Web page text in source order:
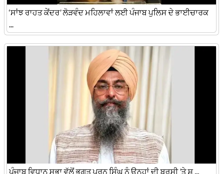
‘ਸਾਂਝ ਰਾਹਤ ਕੇਂਦਰ’ ਲੋੜਵੰਦ ਮਹਿਲਾਵਾਂ ਲਈ ਪੰਜਾਬ ਪੁਲਿਸ ਦੇ ਭਾਈਚਾਰਕ
...
ਪੰਜਾਬ ਵਿਧਾਨ ਸਭਾ ਵੱਲੋਂ ਭਗਤ ਪੂਰਨ ਸਿੰਘ ਨੂੰ ਉਨ੍ਹਾਂ ਦੀ ਬਰਸੀ ’ਤੇ ਸ਼ ...